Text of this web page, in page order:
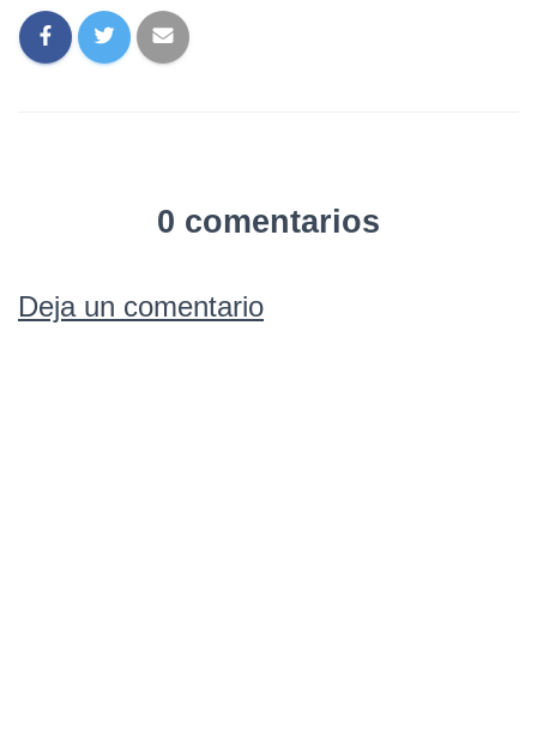
0 comentarios
Deja un comentario